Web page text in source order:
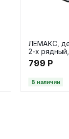
ЛЕМАКС,
2-х
799 Р
В наличии